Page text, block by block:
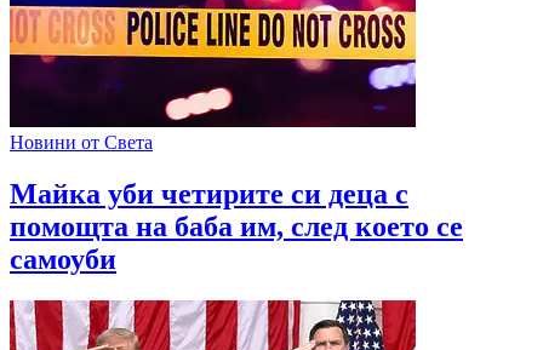
Новини от Света
Майка уби четирите си деца с
помощта на баба им, след което се
самоуби